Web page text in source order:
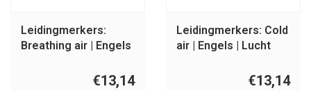
Leidingmerkers:
Breathing air | Engels
€13,14
Leidingmerkers: Cold
air | Engels | Lucht
€13,14